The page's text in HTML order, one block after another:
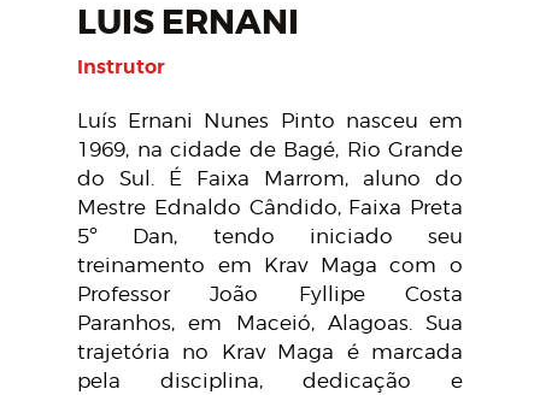
LUIS ERNANI
Instrutor
Luís Ernani Nunes Pinto nasceu em
1969, na cidade de Bagé, Rio Grande
do Sul. É Faixa Marrom, aluno do
Mestre Ednaldo Cândido, Faixa Preta
5º Dan, tendo iniciado seu
treinamento em Krav Maga com o
Professor João Fyllipe Costa
Paranhos, em Maceió, Alagoas. Sua
trajetória no Krav Maga é marcada
pela disciplina, dedicação e